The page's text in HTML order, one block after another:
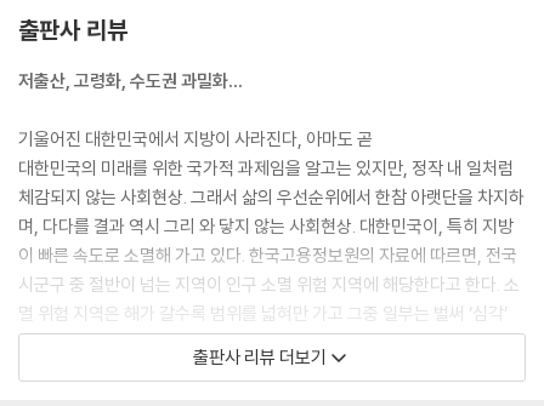
유령처럼 떠돌고 있는 것이다. 소외감과 외로움을 느끼는 사람은 결국엔
떠날 수밖에 없다. 자기 자리가 없는 곳에 끝까지 남아 있을 이유가 없기 때
--- pp.100-101 「소외와 관심 사이」 중에서
‘청년이 없다’는 전제는 무의식에 자리한다. 그리고 그것은 의식조차 못 한
채로 지역 곳곳에 이런 악순환을 만들 것이었다. 청년은 없는 것이 아니라
숨어 있다는 것, 적은 숫자더라도 모일 자리를 만들어야 한다는 것을 생각
해야 한다. 그래야 악순환의 고리를 끊고 젊은이들을 이끌어 낼 수 있다.
--- p.156 「오래된 무덤에 낭만을 묻다」 중에서
환대가 내리사랑처럼 아래로 흐를 수 있는 것이라면 부디 끊기지 않고 흘
렀음 좋겠다. 지금의 청년 이후에도 미래의 청년들이 그 따뜻함을 느낄 수
출판사 리뷰
저출산, 고령화, 수도권 과밀화…
기울어진 대한민국에서 지방이 사라진다, 아마도 곧
대한민국의 미래를 위한 국가적 과제임을 알고는 있지만, 정작 내 일처럼
체감되지 않는 사회현상. 그래서 삶의 우선순위에서 한참 아랫단을 차지하
며, 다다를 결과 역시 그리 와 닿지 않는 사회현상. 대한민국이, 특히 지방
이 빠른 속도로 소멸해 가고 있다. 한국고용정보원의 자료에 따르면, 전국
시군구 중 절반이 넘는 지역이 인구 소멸 위험 지역에 해당한다고 한다. 소
멸 위험 지역은 해가 갈수록 범위를 넓혀만 가고 그중 일부는 벌써 ‘심각’
단계를 넘어선 수준이다. 왜 지방은 소멸 위기에 처하게 된 걸까? 왜 쏟아
지는 정책들은 빛을 보지 못할까? 왜 상황이 이토록 악화된 것일까? 의문
출판사 리뷰 더보기